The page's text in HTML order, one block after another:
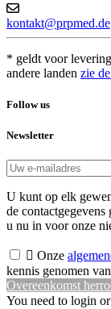
kontakt@prpmed.de
* geldt voor
andere landen zie
Follow us
Newsletter
U kunt op elk
de
u nu in voor onze
 Onze
kennis genomen
Overeenkomst
You need to login